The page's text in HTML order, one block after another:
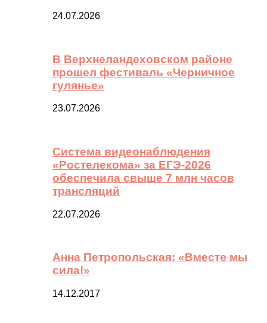
24.07.2026
В Верхнеландеховском районе
прошел фестиваль «Черничное
гулянье»
23.07.2026
Система видеонаблюдения
«Ростелекома» за ЕГЭ-2026
обеспечила свыше 7 млн часов
трансляций
22.07.2026
Анна Петропольская: «Вместе мы
сила!»
14.12.2017